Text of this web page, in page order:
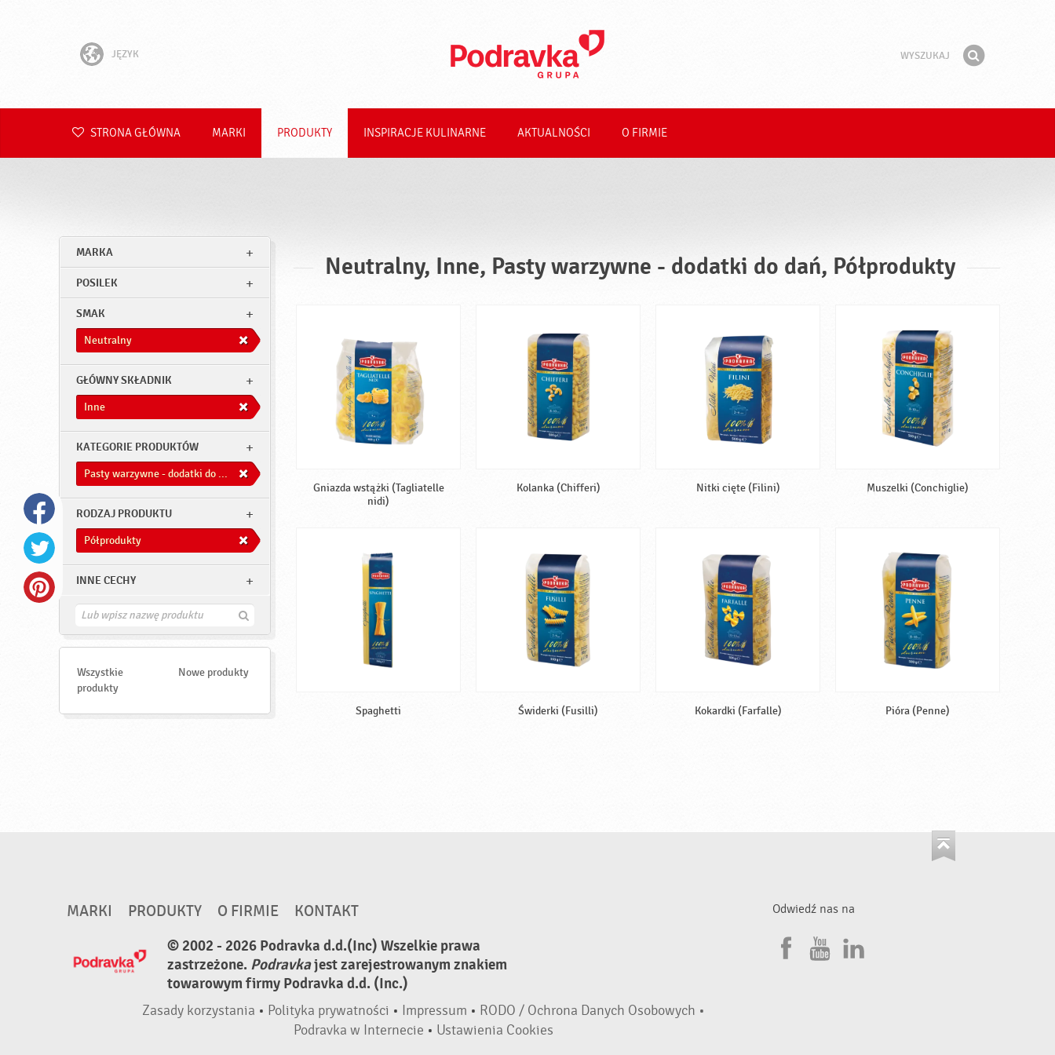
JĘZYK
Hrvatski
Română
Deutsch
STRONA GŁÓWNA MARKI PRODUKTY INSPIRACJE KULINARNE AKTUALNOŚCI O FIRMIE
MARKA
POSILEK
SMAK
Neutralny
GŁÓWNY SKŁADNIK
Inne
KATEGORIE PRODUKTÓW
Pasty warzywne - dodatki do dań
RODZAJ PRODUKTU
Półprodukty
INNE CECHY
Z
d
Wszystkie
produkty
Nowe produkty
Neutralny, Inne, Pasty warzywne - dodatki do dań, Półprodukty
Gniazda wstążki (Tagliatelle
nidi)
Kolanka (Chifferi) Nitki cięte (Filini) Muszelki (Conchiglie)
Spaghetti Świderki (Fusilli) Kokardki (Farfalle) Pióra (Penne)
MARKI PRODUKTY O FIRMIE
KONTAKT
© 2002 - 2026 Podravka d.d.(Inc) Wszelkie prawa
zastrzeżone. Podravkajest zarejestrowanym znakiem
towarowym firmy Podravka d.d. (Inc.)
Zasady korzystania • Polityka prywatności • Impressum • RODO / Ochrona Danych Osobowych •
Podravka w Internecie • Ustawienia Cookies
Odwiedź nas na